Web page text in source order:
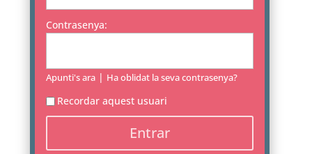
Contrasenya:
Apunti's ara | Ha oblidat la seva contrasenya?
Recordar aquest usuari